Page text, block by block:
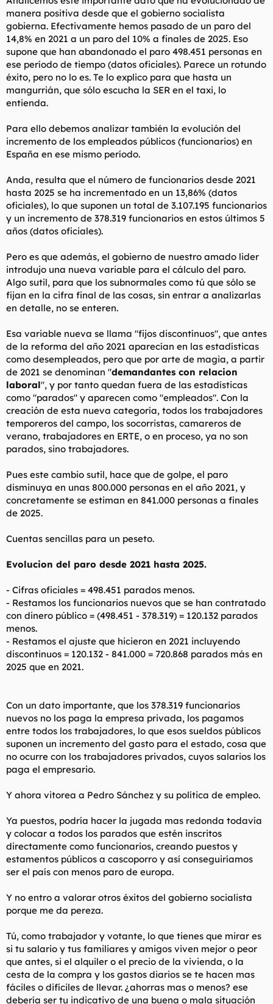
manera positiva desde que el gobierno socialista
gobierna. Efectivamente hemos pasado de un paro del
14,8% en 2021 a un paro del 10% a finales de 2025. Eso
supone que han abandonado el paro 498.451 personas en
ese período de tiempo (datos oficiales). Parece un rotundo
éxito, pero no lo es. Te lo explico para que hasta un
mangurrián, que sólo escucha la SER en el taxi, lo
entienda.
Para ello debemos analizar también la evolución del
incremento de los empleados públicos (funcionarios) en
España en ese mismo período.
Anda, resulta que el número de funcionarios desde 2021
hasta 2025 se ha incrementado en un 13,86% (datos
oficiales), lo que suponen un total de 3.107.195 funcionarios
y un incremento de 378.319 funcionarios en estos últimos 5
años (datos oficiales).
Pero es que además, el gobierno de nuestro amado lider
introdujo una nueva variable para el cálculo del paro.
Algo sutil, para que los subnormales como tú que sólo se
fijan en la cifra final de las cosas, sin entrar a analizarlas
en detalle, no se enteren.
Esa variable nueva se llama "fijos discontínuos", que antes
de la reforma del año 2021 aparecían en las estadísticas
como desempleados, pero que por arte de magia, a partir
de 2021 se denominan "demandantes con relacion
laboral", y por tanto quedan fuera de las estadísticas
como "parados" y aparecen como "empleados". Con la
creación de esta nueva categoría, todos los trabajadores
temporeros del campo, los socorristas, camareros de
verano, trabajadores en ERTE, o en proceso, ya no son
parados, sino trabajadores.
Pues este cambio sutil, hace que de golpe, el paro
disminuya en unas 800.000 personas en el año 2021, y
concretamente se estiman en 841.000 personas a finales
de 2025.
Cuentas sencillas para un peseto.
Evolucion del paro desde 2021 hasta 2025.
- Cifras oficiales = 498.451 parados menos.
- Restamos los funcionarios nuevos que se han contratado
con dinero público = (498.451 - 378.319) = 120.132 parados
menos.
- Restamos el ajuste que hicieron en 2021 incluyendo
discontinuos = 120.132 - 841.000 = 720.868 parados más en
2025 que en 2021.
Con un dato importante, que los 378.319 funcionarios
nuevos no los paga la empresa privada, los pagamos
entre todos los trabajadores, lo que esos sueldos públicos
suponen un incremento del gasto para el estado, cosa que
no ocurre con los trabajadores privados, cuyos salarios los
paga el empresario.
Y ahora vitorea a Pedro Sánchez y su política de empleo.
Ya puestos, podría hacer la jugada mas redonda todavía
y colocar a todos los parados que estén inscritos
directamente como funcionarios, creando puestos y
estamentos públicos a cascoporro y así conseguiríamos
ser el país con menos paro de europa.
Y no entro a valorar otros éxitos del gobierno socialista
porque me da pereza.
Tú, como trabajador y votante, lo que tienes que mirar es
si tu salario y tus familiares y amigos viven mejor o peor
que antes, si el alquiler o el precio de la vivienda, o la
cesta de la compra y los gastos diarios se te hacen mas
fáciles o difíciles de llevar. ¿ahorras mas o menos? ese
debería ser tu indicativo de una buena o mala situación